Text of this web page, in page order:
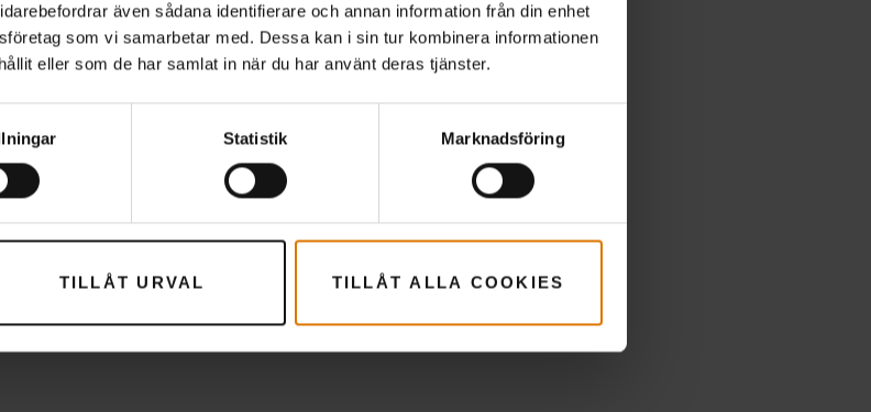
även sådana identifierare och annan information från din enhet
som vi samarbetar med. Dessa kan i sin tur kombinera informationen
eller som de har samlat in när du har använt deras tjänster.
Statistik Marknadsföring
TILLÅT URVAL TILLÅT ALLA COOKIES